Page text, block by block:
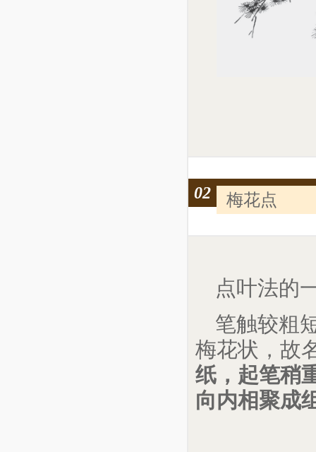
02 梅花点
点叶法的
笔触较粗
梅花状，故
纸，起笔稍
向内相聚成